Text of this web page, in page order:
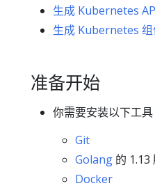
生成 Kubernetes
生成 Kubernetes
准备开始
你需要安装以下工具
Git
Golang 的 1.13
Docker